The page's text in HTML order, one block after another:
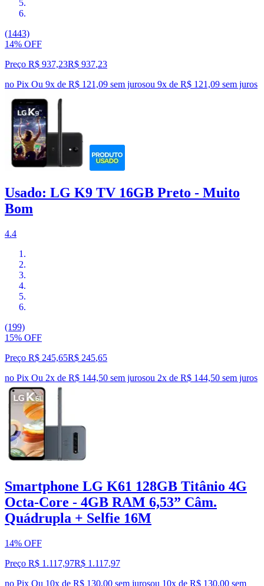
(1443)
14% OFF
Preço R$ 937,23R$ 937,23
no Pix Ou 9x de R$ 121,09 sem jurosou 9x de R$ 121,09 sem juros
Usado: LG K9 TV 16GB Preto - Muito
Bom
4.4
(199)
15% OFF
Preço R$ 245,65R$ 245,65
no Pix Ou 2x de R$ 144,50 sem jurosou 2x de R$ 144,50 sem juros
Smartphone LG K61 128GB Titânio 4G
Octa-Core - 4GB RAM 6,53” Câm.
Quádrupla + Selfie 16M
14% OFF
Preço R$ 1.117,97R$ 1.117,97
no Pix Ou 10x de R$ 130,00 sem jurosou 10x de R$ 130,00 sem